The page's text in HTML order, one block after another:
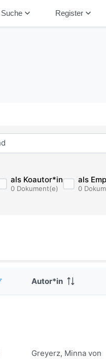
Suchekeyboard_arrow_down Registerkeyboard_arrow_down
Suchbegriff ein:
als Koautor*in
0 Dokument(e)
als
0
Autor*in
Greyerz, Minna von